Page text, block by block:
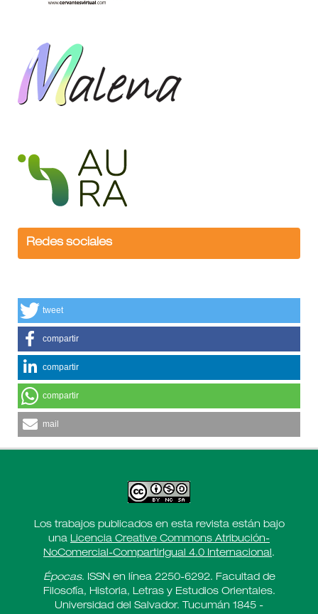
Redes sociales
tweet
compartir
compartir
compartir
mail
Los trabajos publicados en esta revista están bajo
una Licencia Creative Commons Atribución-
NoComercial-CompartirIgual 4.0 Internacional.
Épocas. ISSN en línea 2250-6292. Facultad de
Filosofía, Historia, Letras y Estudios Orientales.
Universidad del Salvador. Tucumán 1845 -